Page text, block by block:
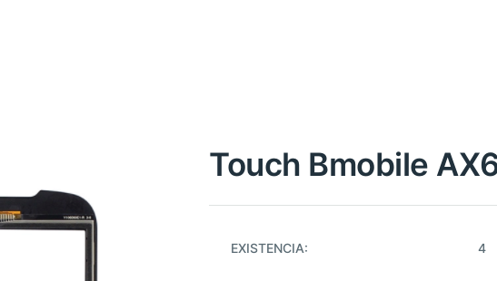
Touch Bmobile
EXISTENCIA: 4